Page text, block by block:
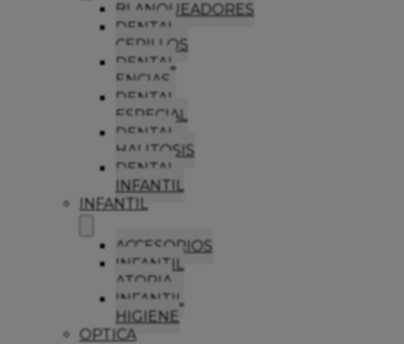
BLANQUEADORES
DENTAL
CEPILLOS
DENTAL
ENCIAS
DENTAL
ESPECIAL
DENTAL
HALITOSIS
DENTAL
INFANTIL
INFANTIL
ACCESORIOS
INFANTIL
ATOPIA
INFANTIL
HIGIENE
OPTICA